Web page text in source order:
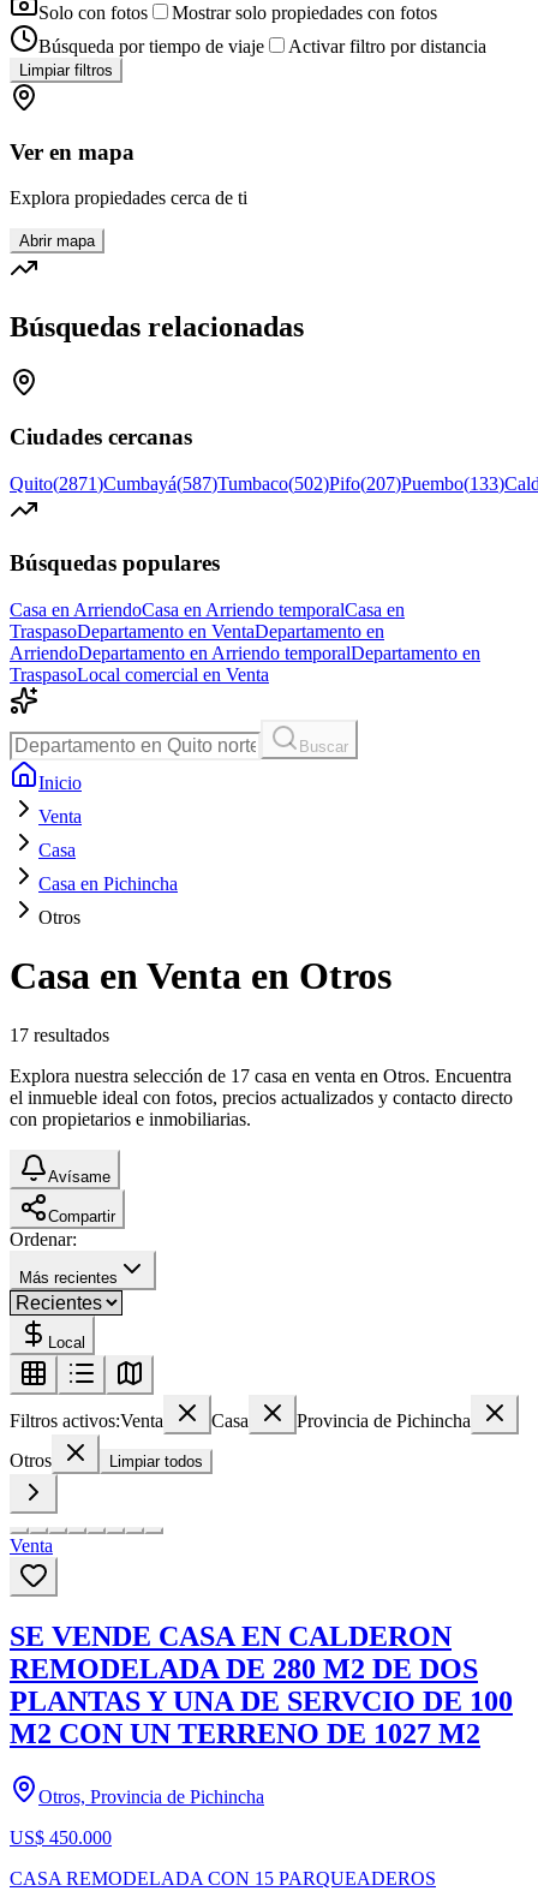
Solo con fotos
Mostrar solo propiedades con fotos
Búsqueda por tiempo de viaje
Activar filtro por distancia
Limpiar filtros
Ver en mapa
Explora propiedades cerca de ti
Abrir mapa
Búsquedas relacionadas
Ciudades cercanas
Quito(2871)Cumbayá(587)Tumbaco(502)Pifo(207)Puembo(133)
Búsquedas populares
Casa en ArriendoCasa en Arriendo temporalCasa en
TraspasoDepartamento en VentaDepartamento en
ArriendoDepartamento en Arriendo temporalDepartamento en
TraspasoLocal comercial en Venta
Buscar
Inicio
Venta
Casa
Casa en Pichincha
Otros
Casa en Venta en Otros
17 resultados
Explora nuestra selección de 17 casa en venta en Otros. Encuentra
el inmueble ideal con fotos, precios actualizados y contacto directo
con propietarios e inmobiliarias.
Avísame
Compartir
Ordenar:
Más recientes
Local
Filtros activos:Venta Casa
Provincia de Pichincha
Otros
Limpiar todos
Venta
SE VENDE CASA EN CALDERON
REMODELADA DE 280 M2 DE DOS
PLANTAS Y UNA DE SERVCIO DE 100
M2 CON UN TERRENO DE 1027 M2
Otros, Provincia de Pichincha
US$ 450.000
CASA REMODELADA CON 15 PARQUEADEROS